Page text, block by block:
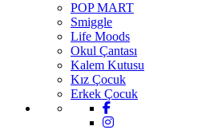
POP MART
Smiggle
Life Moods
Okul Çantası
Kalem Kutusu
Kız Çocuk
Erkek Çocuk